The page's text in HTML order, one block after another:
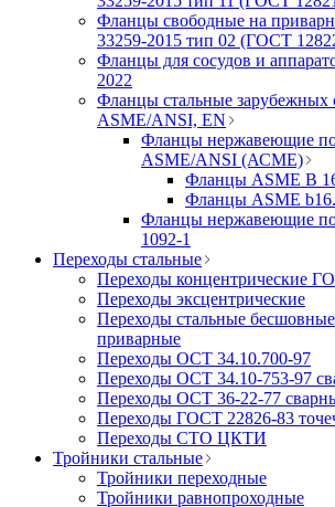
Фланцы свободные на
33259-2015 тип 02 (ГОСТ
Фланцы для сосудов и
2022
Фланцы стальные зарубежных
ASME/ANSI, EN
Фланцы нержавеющие по
ASME/ANSI (АСМЕ)
Фланцы ASME B
Фланцы ASME
Фланцы нержавеющие по
1092-1
Переходы стальные
Переходы концентрические
Переходы эксцентрические
Переходы стальные
приварные
Переходы ОСТ 34.10.700-97
Переходы ОСТ 34.10-753-97
Переходы ОСТ 36-22-77
Переходы ГОСТ 22826-83
Переходы СТО ЦКТИ
Тройники стальные
Тройники переходные
Тройники равнопроходные